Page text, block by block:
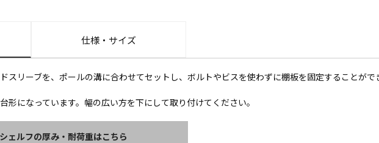
仕様・サイズ
スリーブを、ポールの溝に合わせてセットし、ボルトやビスを使わずに棚板を固定することがで
になっています。幅の広い方を下にして取り付けてください。
ェルフの厚み・耐荷重はこちら